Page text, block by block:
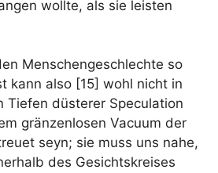
woll­te, als sie leis­ten
Men­schen­ge­schlech­te so
kann also [15] wohl nicht in
Tie­fen düs­te­rer Spe­cu­la­ti­on
grän­zen­lo­sen Vacu­um der
seyn; sie muss uns nahe,
des Gesichts­krei­ses